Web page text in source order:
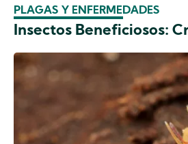
PLAGAS Y ENFERMEDADES
Insectos Beneficiosos: